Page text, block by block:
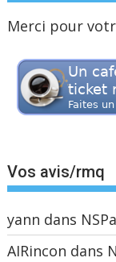
Merci pour
Vos avis/rmq
yann dans
AIRincon dans